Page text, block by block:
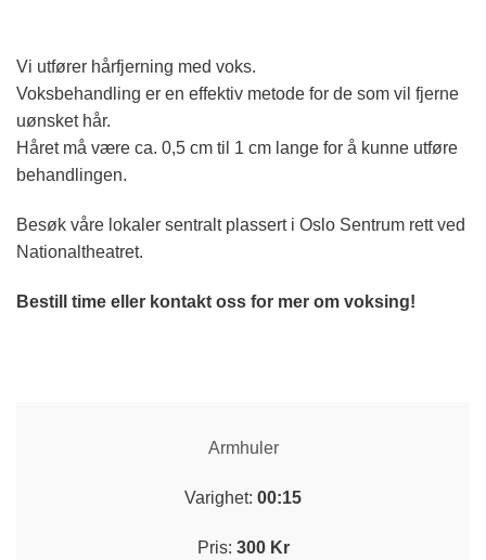
Vi utfører hårfjerning med voks.
Voksbehandling er en effektiv metode for de som vil fjerne
uønsket hår.
Håret må være ca. 0,5 cm til 1 cm lange for å kunne utføre
behandlingen.
Besøk våre lokaler sentralt plassert i Oslo Sentrum rett ved
Nationaltheatret.
Bestill time eller kontakt oss for mer om voksing!
Armhuler
Varighet: 00:15
Pris: 300 Kr